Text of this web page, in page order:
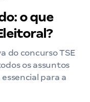
o que
do concurso TSE
os assuntos
para a